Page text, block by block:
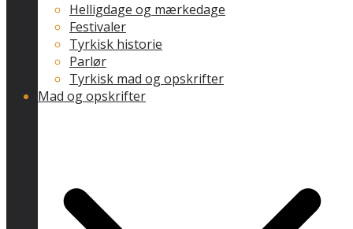
Helligdage og mærkedage
Festivaler
Tyrkisk historie
Parlør
Tyrkisk mad og opskrifter
Mad og opskrifter